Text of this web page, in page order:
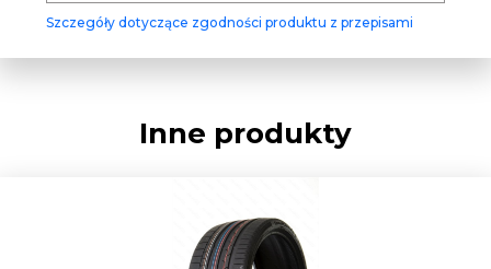
Szczegóły dotyczące zgodności produktu z przepisami
Inne produkty